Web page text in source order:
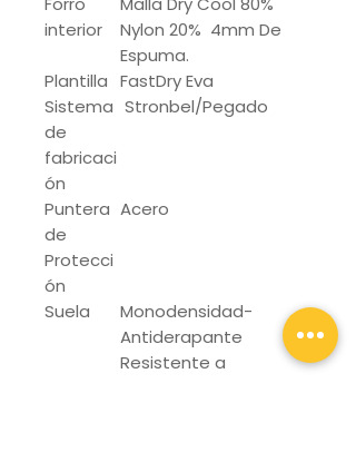
interior
Nylon 20% 4mm De
Espuma.
Plantilla FastDry Eva
Sistema
de
fabricaci
ón
Stronbel/Pegado
Puntera
de
Protecci
ón
Acero
Suela
Monodensidad-
Antiderapante
Resistente a